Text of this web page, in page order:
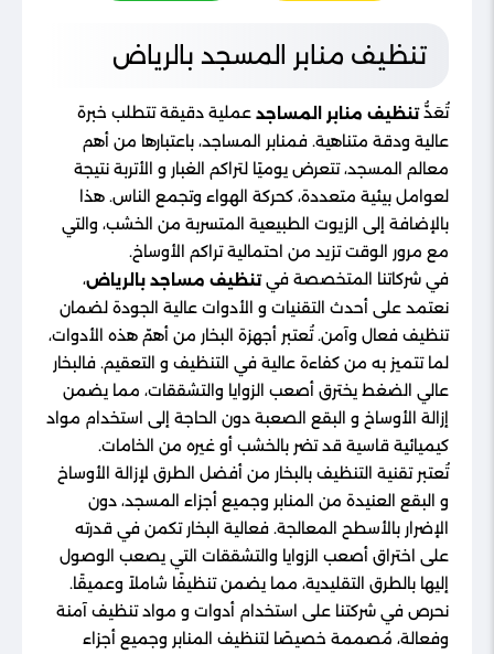
تنظيف منابر المسجد بالرياض
تُعَدُّتنظيف منابر المساجد عملية دقيقة تتطلب خبرة
عالية ودقة متناهية. فمنابر المساجد، باعتبارها من أهم
معالم المسجد، تتعرض يوميًا لتراكم الغبار و الأتربة نتيجة
لعوامل بيئية متعددة، كحركة الهواء وتجمع الناس. هذا
بالإضافة إلى الزيوت الطبيعية المتسربة من الخشب، والتي
مع مرور الوقت تزيد من احتمالية تراكم الأوساخ.
في شركاتنا المتخصصة فيتنظيف مساجد بالرياض،
نعتمد على أحدث التقنيات و الأدوات عالية الجودة لضمان
تنظيف فعال وآمن. تُعتبر أجهزة البخار من أهمّ هذه الأدوات،
لما تتميز به من كفاءة عالية في التنظيف و التعقيم. فالبخار
عالي الضغط يخترق أصعب الزوايا والتشققات، مما يضمن
إزالة الأوساخ و البقع الصعبة دون الحاجة إلى استخدام مواد
كيميائية قاسية قد تضر بالخشب أو غيره من الخامات.
تُعتبر تقنية التنظيف بالبخار من أفضل الطرق لإزالة الأوساخ
و البقع العنيدة من المنابر وجميع أجزاء المسجد، دون
الإضرار بالأسطح المعالجة. فعالية البخار تكمن في قدرته
على اختراق أصعب الزوايا والتشققات التي يصعب الوصول
إليها بالطرق التقليدية، مما يضمن تنظيفًا شاملاً وعميقًا.
نحرص في شركتنا على استخدام أدوات و مواد تنظيف آمنة
وفعالة، مُصممة خصيصًا لتنظيف المنابر وجميع أجزاء